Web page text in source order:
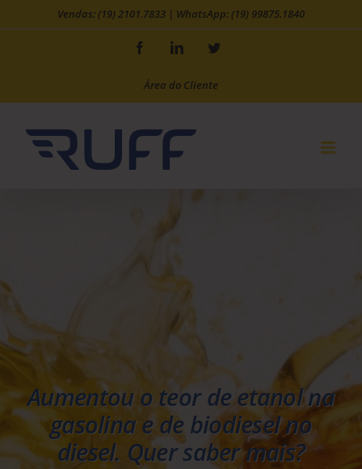
Vendas: (19) 2101.7833 | WhatsApp: (19) 99875.1840
FacebookLinkedIn
Área do Cliente
Aumentou o teor de etanol na
gasolina e de biodiesel no
diesel. Quer saber mais?